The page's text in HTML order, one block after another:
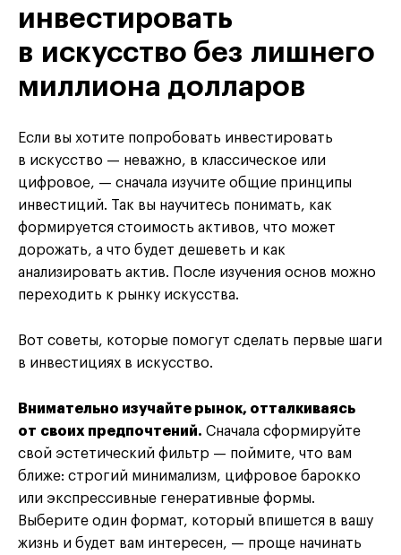
инвестировать
в искусство без лишнего
миллиона долларов
Если вы хотите попробовать инвестировать
в искусство — неважно, в классическое или
цифровое, — сначала изучите общие принципы
инвестиций. Так вы научитесь понимать, как
формируется стоимость активов, что может
дорожать, а что будет дешеветь и как
анализировать актив. После изучения основ можно
переходить к рынку искусства.
Вот советы, которые помогут сделать первые шаги
в инвестициях в искусство.
Внимательно изучайте рынок, отталкиваясь
от своих предпочтений. Сначала сформируйте
свой эстетический фильтр — поймите, что вам
ближе: строгий минимализм, цифровое барокко
или экспрессивные генеративные формы.
Выберите один формат, который впишется в вашу
жизнь и будет вам интересен, — проще начинать